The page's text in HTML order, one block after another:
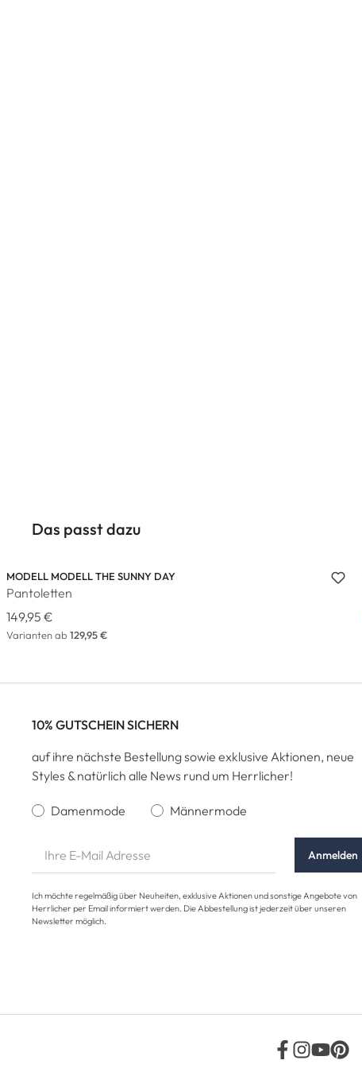
Das passt dazu
MODELL MODELL THE SUNNY DAY
Pantoletten
149,95 €
Varianten ab 129,95 €
10% GUTSCHEIN SICHERN
auf ihre nächste Bestellung sowie exklusive Aktionen, neue
Styles & natürlich alle News rund um Herrlicher!
Damenmode Männermode
Anmelden
Ich möchte regelmäßig über Neuheiten, exklusive Aktionen und sonstige Angebote von
Herrlicher per Email informiert werden. Die Abbestellung ist jederzeit über unseren
Newsletter möglich.